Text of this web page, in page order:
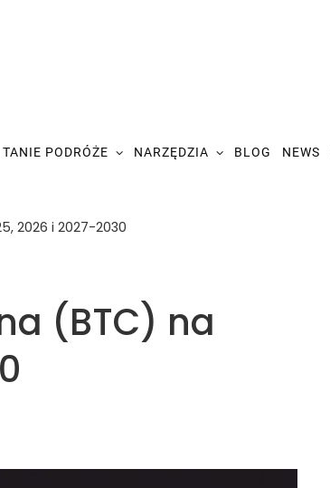
TANIE PODRÓŻE NARZĘDZIA BLOG NEWS
2026 i 2027-2030
(BTC) na